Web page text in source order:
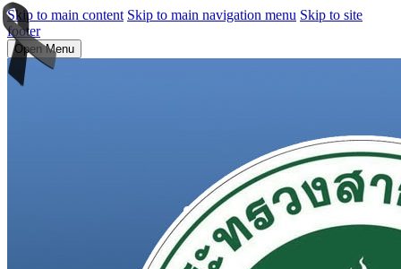
Skip to main content Skip to main navigation menu Skip to site
footer
Open Menu